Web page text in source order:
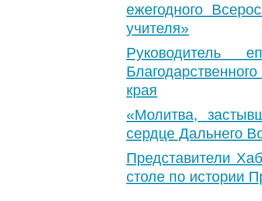
ежегодного
учителя»
Руководитель
края
«Молитва,
сердце Дальнего
Представители
столе по истории